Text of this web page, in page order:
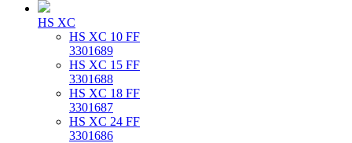
HS XC
HS XC 10 FF
3301689
HS XC 15 FF
3301688
HS XC 18 FF
3301687
HS XC 24 FF
3301686